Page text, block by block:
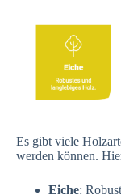
Es gibt viele
werden können.
Eiche: